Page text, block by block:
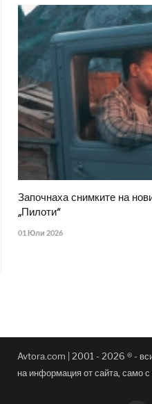
Започнаха снимките на
„Пилоти“
01 Юли 2026
Avtora.com | 2001 - 2026 ® -
на информация от сайта, само с